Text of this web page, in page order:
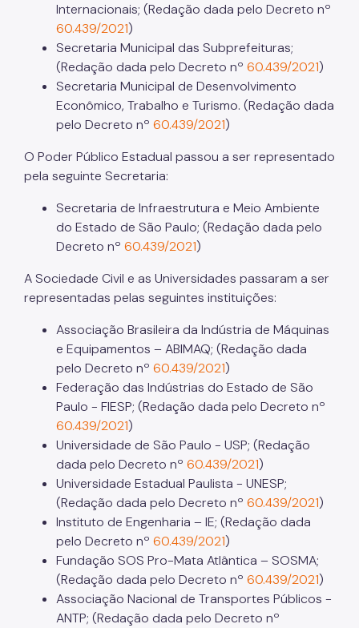
Internacionais; (Redação dada pelo Decreto nº
60.439/2021)
Secretaria Municipal das Subprefeituras;
(Redação dada pelo Decreto nº 60.439/2021)
Secretaria Municipal de Desenvolvimento
Econômico, Trabalho e Turismo. (Redação dada
pelo Decreto nº 60.439/2021)
O Poder Público Estadual passou a ser representado
pela seguinte Secretaria:
Secretaria de Infraestrutura e Meio Ambiente
do Estado de São Paulo; (Redação dada pelo
Decreto nº 60.439/2021)
A Sociedade Civil e as Universidades passaram a ser
representadas pelas seguintes instituições:
Associação Brasileira da Indústria de Máquinas
e Equipamentos – ABIMAQ; (Redação dada
pelo Decreto nº 60.439/2021)
Federação das Indústrias do Estado de São
Paulo - FIESP; (Redação dada pelo Decreto nº
60.439/2021)
Universidade de São Paulo - USP; (Redação
dada pelo Decreto nº 60.439/2021)
Universidade Estadual Paulista - UNESP;
(Redação dada pelo Decreto nº 60.439/2021)
Instituto de Engenharia – IE; (Redação dada
pelo Decreto nº 60.439/2021)
Fundação SOS Pro-Mata Atlântica – SOSMA;
(Redação dada pelo Decreto nº 60.439/2021)
Associação Nacional de Transportes Públicos -
ANTP; (Redação dada pelo Decreto nº